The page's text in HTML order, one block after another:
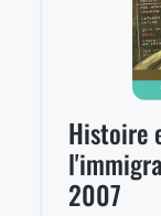
Histoire
2007